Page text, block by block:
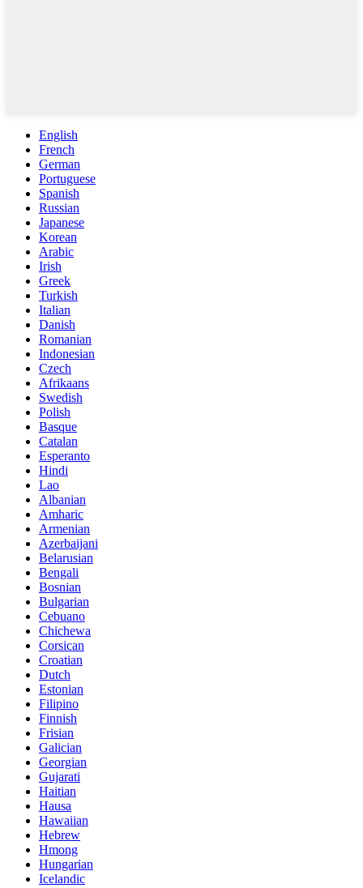
English
French
German
Portuguese
Spanish
Russian
Japanese
Korean
Arabic
Irish
Greek
Turkish
Italian
Danish
Romanian
Indonesian
Czech
Afrikaans
Swedish
Polish
Basque
Catalan
Esperanto
Hindi
Lao
Albanian
Amharic
Armenian
Azerbaijani
Belarusian
Bengali
Bosnian
Bulgarian
Cebuano
Chichewa
Corsican
Croatian
Dutch
Estonian
Filipino
Finnish
Frisian
Galician
Georgian
Gujarati
Haitian
Hausa
Hawaiian
Hebrew
Hmong
Hungarian
Icelandic